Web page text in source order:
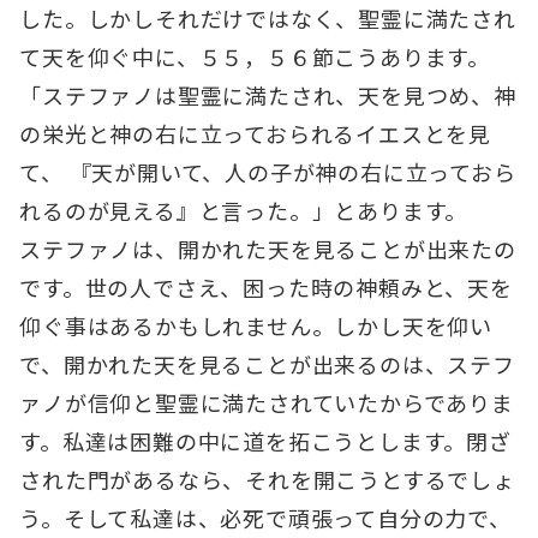
した。しかしそれだけではなく、聖霊に満たされ
て天を仰ぐ中に、５５，５６節こうあります。
「ステファノは聖霊に満たされ、天を見つめ、神
の栄光と神の右に立っておられるイエスとを見
て、 『天が開いて、人の子が神の右に立っておら
れるのが見える』と言った。」とあります。
ステファノは、開かれた天を見ることが出来たの
です。世の人でさえ、困った時の神頼みと、天を
仰ぐ事はあるかもしれません。しかし天を仰い
で、開かれた天を見ることが出来るのは、ステフ
ァノが信仰と聖霊に満たされていたからでありま
す。私達は困難の中に道を拓こうとします。閉ざ
された門があるなら、それを開こうとするでしょ
う。そして私達は、必死で頑張って自分の力で、